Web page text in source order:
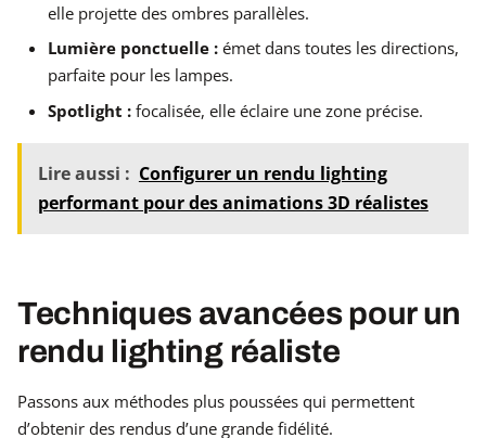
elle projette des ombres parallèles.
Lumière ponctuelle : émet dans toutes les directions,
parfaite pour les lampes.
Spotlight : focalisée, elle éclaire une zone précise.
Lire aussi : Configurer un rendu lighting
performant pour des animations 3D réalistes
Techniques avancées pour un
rendu lighting réaliste
Passons aux méthodes plus poussées qui permettent
d’obtenir des rendus d’une grande fidélité.